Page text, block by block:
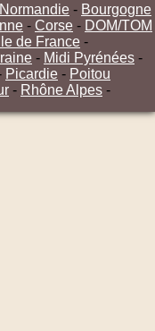
- Bourgogne
- Corse - DOM/TOM
Ile de France -
- Midi Pyrénées -
Picardie - Poitou
- Rhône Alpes -